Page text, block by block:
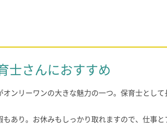
士さんにおすすめ
ンリーワンの大きな魅力の一つ。保育士とし
あり。お休みもしっかり取れますので、仕事と